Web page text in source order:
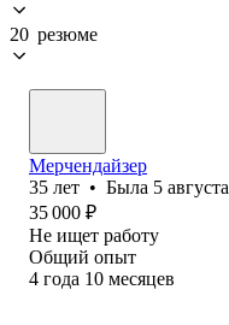
20 резюме
Мерчендайзер
35 лет • Была 5 августа
35 000 ₽
Не ищет работу
Общий опыт
4 года 10 месяцев